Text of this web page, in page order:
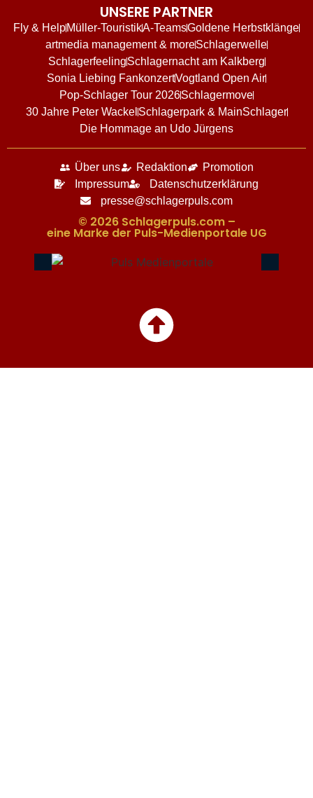
UNSERE PARTNER
Fly & HelpMüller-TouristikA-TeamsGoldene Herbstklänge
artmedia management & moreSchlagerwelle
SchlagerfeelingSchlagernacht am Kalkberg
Sonia Liebing FankonzertVogtland Open Air
Pop-Schlager Tour 2026Schlagermove
30 Jahre Peter Wackel Schlagerpark & MainSchlager
Die Hommage an Udo Jürgens
Über uns Redaktion
Promotion
Impressum
Datenschutzerklärung
presse@schlagerpuls.com
© 2026 Schlagerpuls.com –
eine Marke der Puls-Medienportale UG​